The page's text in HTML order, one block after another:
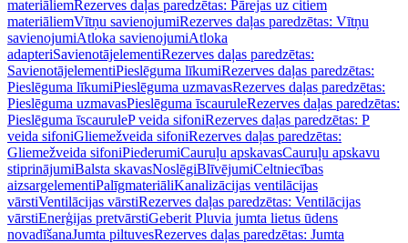
materiāliemRezerves daļas paredzētas: Pārejas uz citiem
materiāliemVītņu savienojumiRezerves daļas paredzētas: Vītņu
savienojumiAtloka savienojumiAtloka
adapteriSavienotājelementiRezerves daļas paredzētas:
SavienotājelementiPieslēguma līkumiRezerves daļas paredzētas:
Pieslēguma līkumiPieslēguma uzmavasRezerves daļas paredzētas:
Pieslēguma uzmavasPieslēguma īscauruleRezerves daļas paredzētas:
Pieslēguma īscauruleP veida sifoniRezerves daļas paredzētas: P
veida sifoniGliemežveida sifoniRezerves daļas paredzētas:
Gliemežveida sifoniPiederumiCauruļu apskavasCauruļu apskavu
stiprinājumiBalsta skavasNoslēgiBlīvējumiCeltniecības
aizsargelementiPalīgmateriāliKanalizācijas ventilācijas
vārstiVentilācijas vārstiRezerves daļas paredzētas: Ventilācijas
vārstiEnerģijas pretvārstiGeberit Pluvia jumta lietus ūdens
novadīšanaJumta piltuvesRezerves daļas paredzētas: Jumta